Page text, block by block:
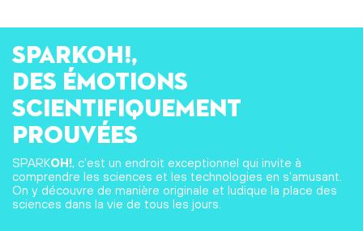
SPARKOH!,
des émotions
scientifiquement
prouvées
SPARKOH!, c'est un endroit exceptionnel qui invite à
comprendre les sciences et les technologies en s'amusant.
On y découvre de manière originale et ludique la place des
sciences dans la vie de tous les jours.